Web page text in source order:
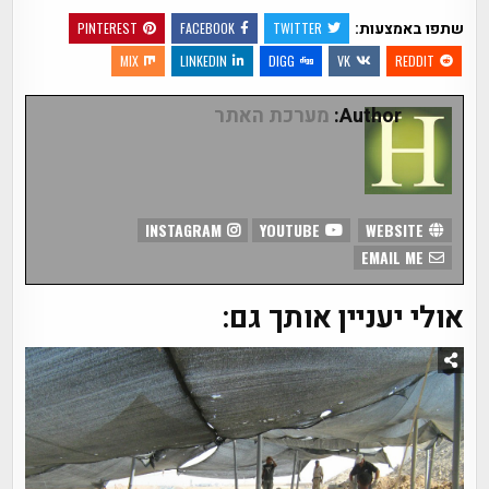
שתפו באמצעות:
TWITTER
FACEBOOK
PINTEREST
REDDIT
VK
DIGG
LINKEDIN
MIX
Author: מערכת האתר
INSTAGRAM
אולי יעניין אותך גם: